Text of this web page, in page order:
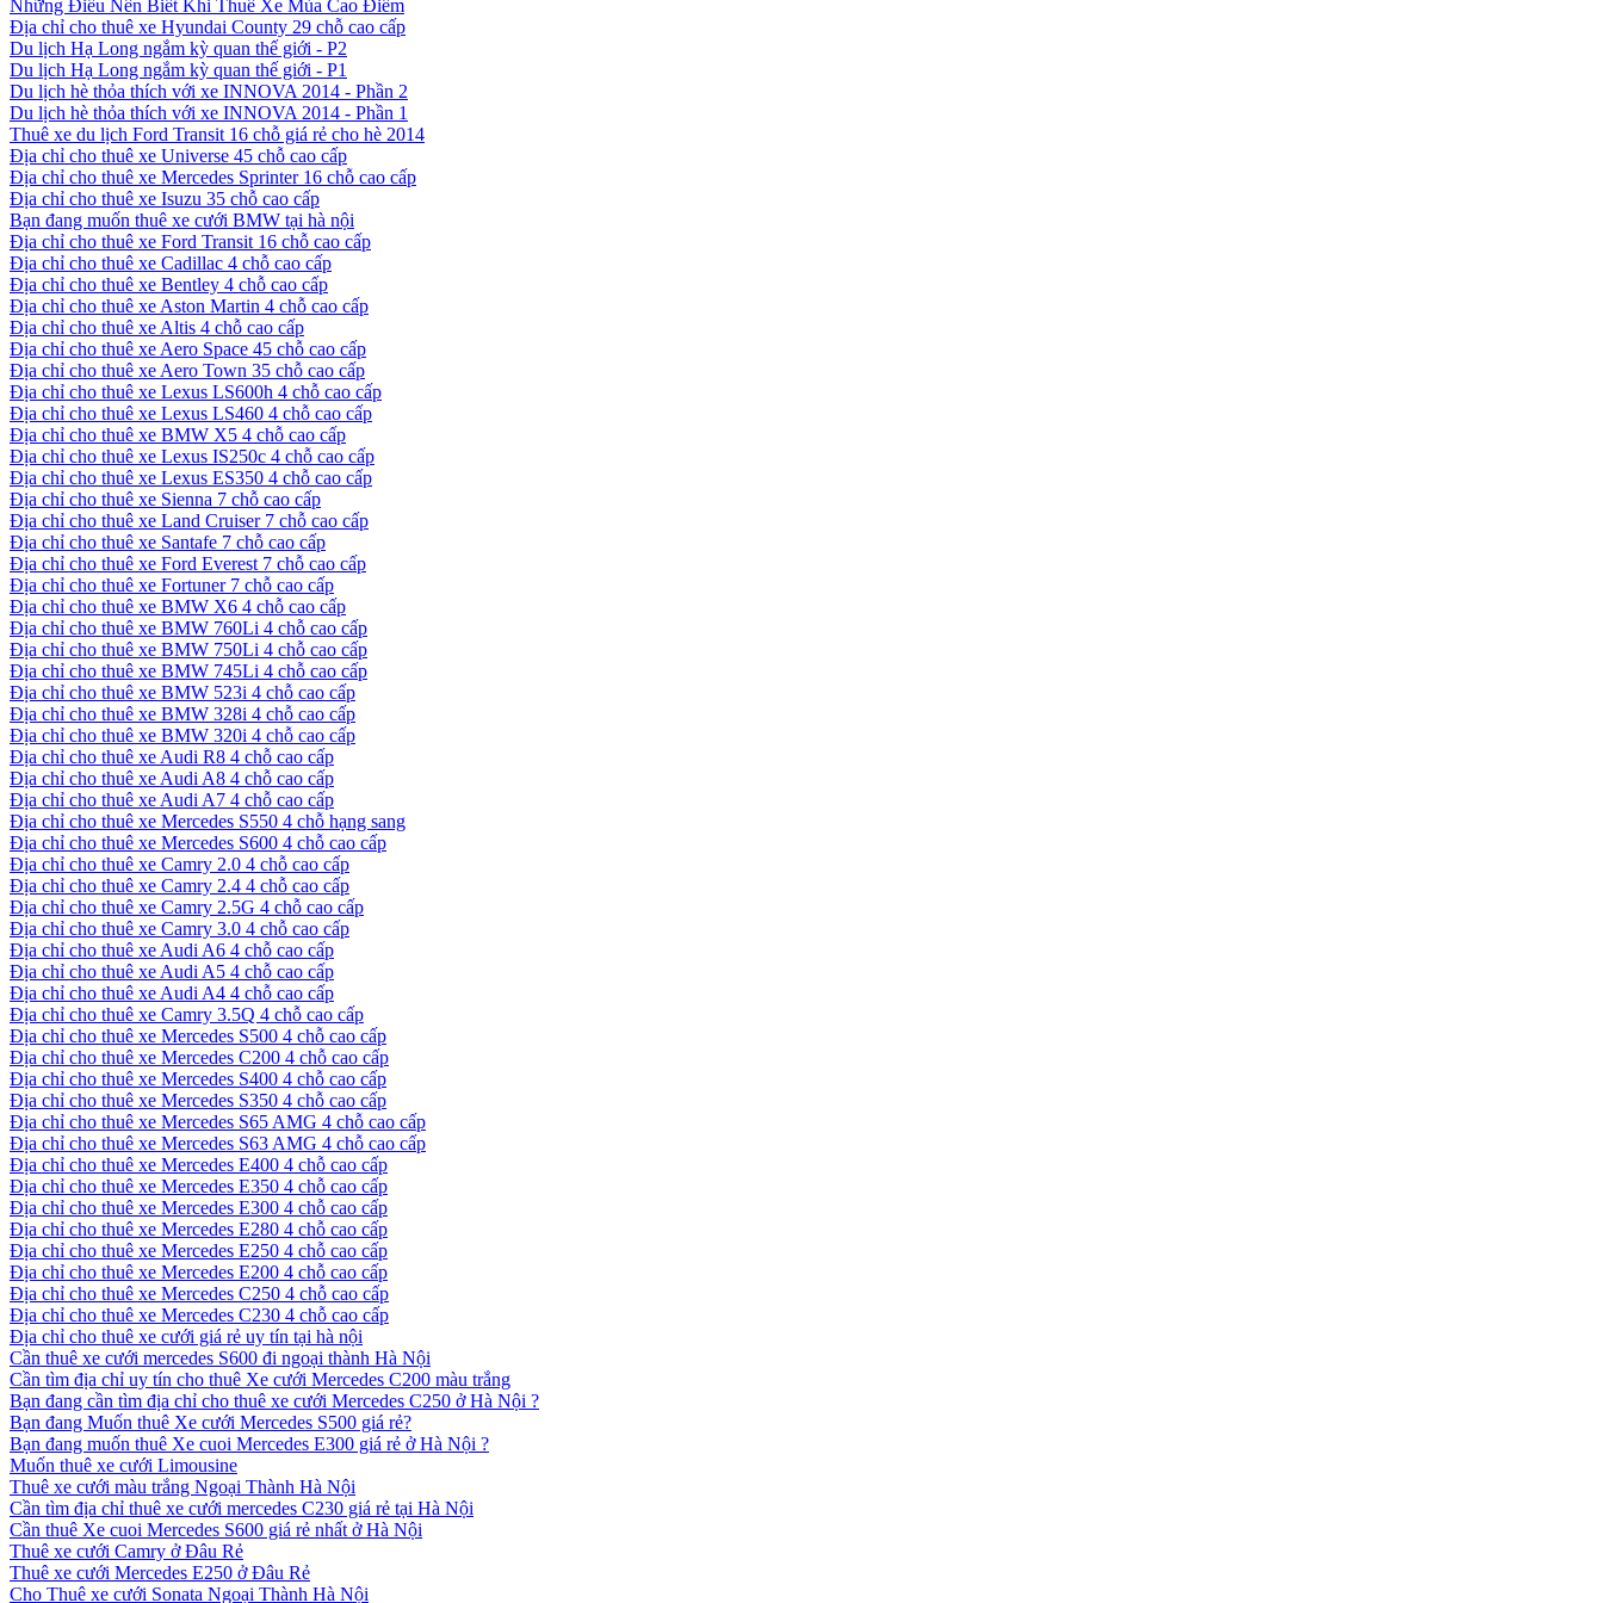
Những Điều Nên Biết Khi Thuê Xe Mùa Cao Điểm
Địa chỉ cho thuê xe Hyundai County 29 chỗ cao cấp
Du lịch Hạ Long ngắm kỳ quan thế giới - P2
Du lịch Hạ Long ngắm kỳ quan thế giới - P1
Du lịch hè thỏa thích với xe INNOVA 2014 - Phần 2
Du lịch hè thỏa thích với xe INNOVA 2014 - Phần 1
Thuê xe du lịch Ford Transit 16 chỗ giá rẻ cho hè 2014
Địa chỉ cho thuê xe Universe 45 chỗ cao cấp
Địa chỉ cho thuê xe Mercedes Sprinter 16 chỗ cao cấp
Địa chỉ cho thuê xe Isuzu 35 chỗ cao cấp
Bạn đang muốn thuê xe cưới BMW tại hà nội
Địa chỉ cho thuê xe Ford Transit 16 chỗ cao cấp
Địa chỉ cho thuê xe Cadillac 4 chỗ cao cấp
Địa chỉ cho thuê xe Bentley 4 chỗ cao cấp
Địa chỉ cho thuê xe Aston Martin 4 chỗ cao cấp
Địa chỉ cho thuê xe Altis 4 chỗ cao cấp
Địa chỉ cho thuê xe Aero Space 45 chỗ cao cấp
Địa chỉ cho thuê xe Aero Town 35 chỗ cao cấp
Địa chỉ cho thuê xe Lexus LS600h 4 chỗ cao cấp
Địa chỉ cho thuê xe Lexus LS460 4 chỗ cao cấp
Địa chỉ cho thuê xe BMW X5 4 chỗ cao cấp
Địa chỉ cho thuê xe Lexus IS250c 4 chỗ cao cấp
Địa chỉ cho thuê xe Lexus ES350 4 chỗ cao cấp
Địa chỉ cho thuê xe Sienna 7 chỗ cao cấp
Địa chỉ cho thuê xe Land Cruiser 7 chỗ cao cấp
Địa chỉ cho thuê xe Santafe 7 chỗ cao cấp
Địa chỉ cho thuê xe Ford Everest 7 chỗ cao cấp
Địa chỉ cho thuê xe Fortuner 7 chỗ cao cấp
Địa chỉ cho thuê xe BMW X6 4 chỗ cao cấp
Địa chỉ cho thuê xe BMW 760Li 4 chỗ cao cấp
Địa chỉ cho thuê xe BMW 750Li 4 chỗ cao cấp
Địa chỉ cho thuê xe BMW 745Li 4 chỗ cao cấp
Địa chỉ cho thuê xe BMW 523i 4 chỗ cao cấp
Địa chỉ cho thuê xe BMW 328i 4 chỗ cao cấp
Địa chỉ cho thuê xe BMW 320i 4 chỗ cao cấp
Địa chỉ cho thuê xe Audi R8 4 chỗ cao cấp
Địa chỉ cho thuê xe Audi A8 4 chỗ cao cấp
Địa chỉ cho thuê xe Audi A7 4 chỗ cao cấp
Địa chỉ cho thuê xe Mercedes S550 4 chỗ hạng sang
Địa chỉ cho thuê xe Mercedes S600 4 chỗ cao cấp
Địa chỉ cho thuê xe Camry 2.0 4 chỗ cao cấp
Địa chỉ cho thuê xe Camry 2.4 4 chỗ cao cấp
Địa chỉ cho thuê xe Camry 2.5G 4 chỗ cao cấp
Địa chỉ cho thuê xe Camry 3.0 4 chỗ cao cấp
Địa chỉ cho thuê xe Audi A6 4 chỗ cao cấp
Địa chỉ cho thuê xe Audi A5 4 chỗ cao cấp
Địa chỉ cho thuê xe Audi A4 4 chỗ cao cấp
Địa chỉ cho thuê xe Camry 3.5Q 4 chỗ cao cấp
Địa chỉ cho thuê xe Mercedes S500 4 chỗ cao cấp
Địa chỉ cho thuê xe Mercedes C200 4 chỗ cao cấp
Địa chỉ cho thuê xe Mercedes S400 4 chỗ cao cấp
Địa chỉ cho thuê xe Mercedes S350 4 chỗ cao cấp
Địa chỉ cho thuê xe Mercedes S65 AMG 4 chỗ cao cấp
Địa chỉ cho thuê xe Mercedes S63 AMG 4 chỗ cao cấp
Địa chỉ cho thuê xe Mercedes E400 4 chỗ cao cấp
Địa chỉ cho thuê xe Mercedes E350 4 chỗ cao cấp
Địa chỉ cho thuê xe Mercedes E300 4 chỗ cao cấp
Địa chỉ cho thuê xe Mercedes E280 4 chỗ cao cấp
Địa chỉ cho thuê xe Mercedes E250 4 chỗ cao cấp
Địa chỉ cho thuê xe Mercedes E200 4 chỗ cao cấp
Địa chỉ cho thuê xe Mercedes C250 4 chỗ cao cấp
Địa chỉ cho thuê xe Mercedes C230 4 chỗ cao cấp
Địa chỉ cho thuê xe cưới giá rẻ uy tín tại hà nội
Cần thuê xe cưới mercedes S600 đi ngoại thành Hà Nội
Cần tìm địa chỉ uy tín cho thuê Xe cưới Mercedes C200 màu trắng
Bạn đang cần tìm địa chỉ cho thuê xe cưới Mercedes C250 ở Hà Nội ?
Bạn đang Muốn thuê Xe cưới Mercedes S500 giá rẻ?
Bạn đang muốn thuê Xe cuoi Mercedes E300 giá rẻ ở Hà Nội ?
Muốn thuê xe cưới Limousine
Thuê xe cưới màu trắng Ngoại Thành Hà Nội
Cần tìm địa chỉ thuê xe cưới mercedes C230 giá rẻ tại Hà Nội
Cần thuê Xe cuoi Mercedes S600 giá rẻ nhất ở Hà Nội
Thuê xe cưới Camry ở Đâu Rẻ
Thuê xe cưới Mercedes E250 ở Đâu Rẻ
Cho Thuê xe cưới Sonata Ngoại Thành Hà Nội